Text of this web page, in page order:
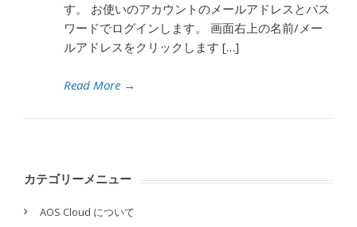
す。 お使いのアカウントのメールアドレスとパス
ワードでログインします。 画面右上の名前/メー
ルアドレスをクリックします […]
Read More →
カテゴリーメニュー
AOS Cloud について